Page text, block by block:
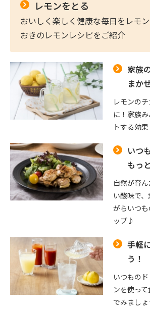
レモンをとる
おいしく楽しく健康な毎日をレモ
おきのレモンレシピをご紹介
家族
まか
レモンの
に！家族
トする効
いつ
もっ
自然が育
い酸味で
がらいつ
ップ♪
手軽
う！
いつもの
ンを使っ
でみましょ